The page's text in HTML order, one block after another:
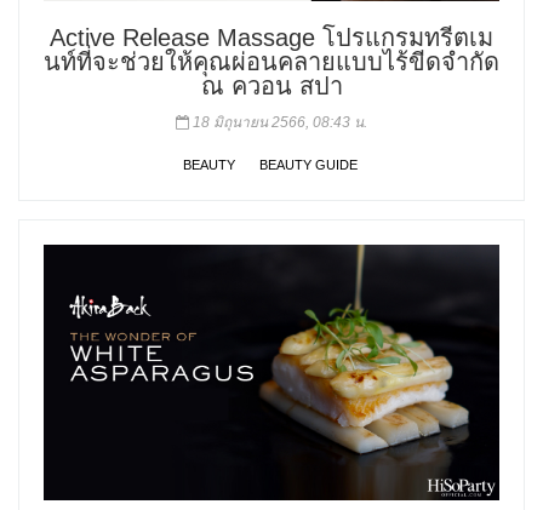
Active Release Massage โปรแกรมทรีตเม
นท์ที่จะช่วยให้คุณผ่อนคลายแบบไร้ขีดจำกัด
ณ ควอน สปา
18 มิถุนายน 2566, 08:43 น.
BEAUTY BEAUTY GUIDE